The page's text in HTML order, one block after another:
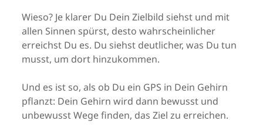
Wieso? Je klarer Du Dein Zielbild siehst und mit
allen Sinnen spürst, desto wahrscheinlicher
erreichst Du es. Du siehst deutlicher, was Du tun
musst, um dort hinzukommen.
Und es ist so, als ob Du ein GPS in Dein Gehirn
pflanzt: Dein Gehirn wird dann bewusst und
unbewusst Wege finden, das Ziel zu erreichen.